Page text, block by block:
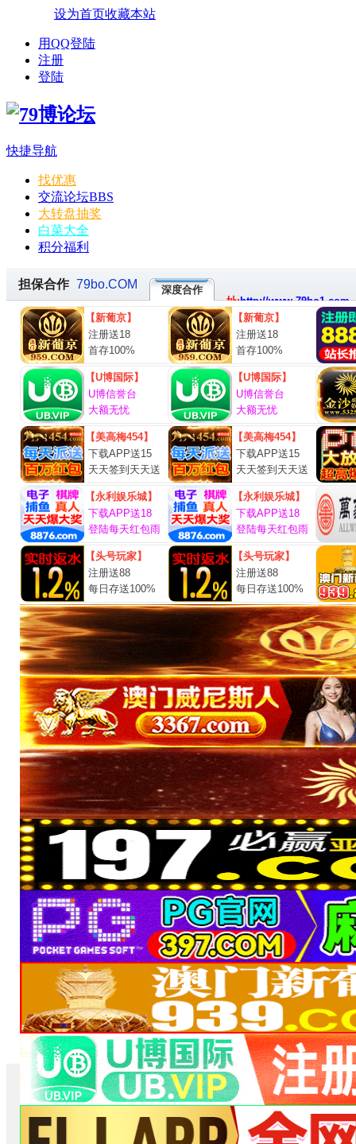
设为首页收藏本站
用QQ登陆
注册
登陆
快捷导航
找优惠
交流论坛BBS
大转盘抽奖
白菜大全
积分福利